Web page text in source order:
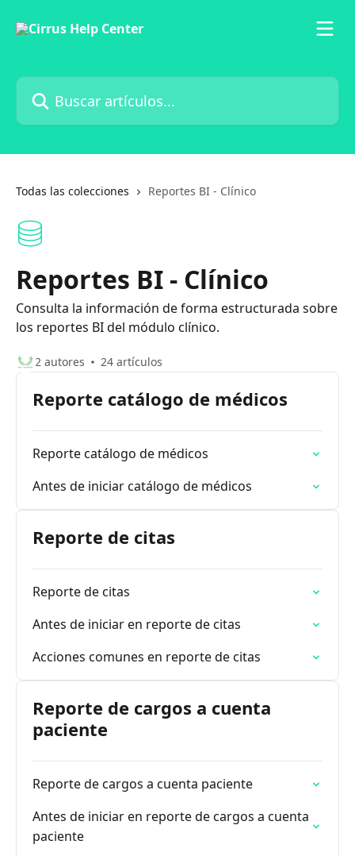
Buscar artículos...
Todas las colecciones Reportes BI - Clínico
Reportes BI - Clínico
Consulta la información de forma estructurada sobre
los reportes BI del módulo clínico.
2 autores 24 artículos
Reporte catálogo de médicos
Reporte catálogo de médicos
Antes de iniciar catálogo de médicos
Reporte de citas
Reporte de citas
Antes de iniciar en reporte de citas
Acciones comunes en reporte de citas
Reporte de cargos a cuenta
paciente
Reporte de cargos a cuenta paciente
Antes de iniciar en reporte de cargos a cuenta
paciente